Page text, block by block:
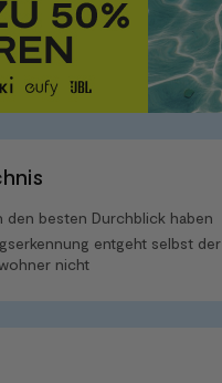
den besten Durchblick haben
entgeht selbst der
nicht